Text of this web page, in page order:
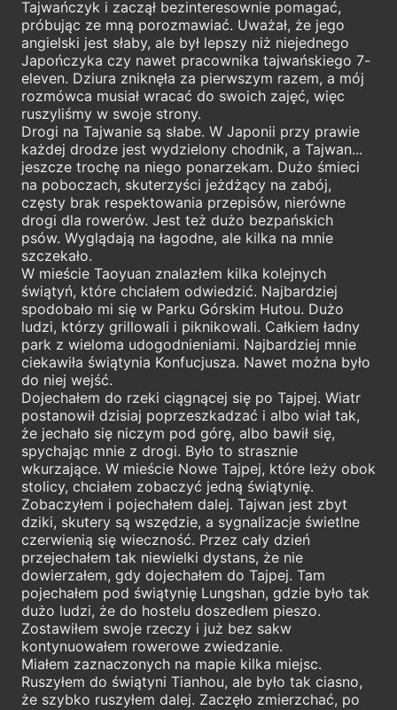
Tajwańczyk i zaczął bezinteresownie pomagać,
próbując ze mną porozmawiać. Uważał, że jego
angielski jest słaby, ale był lepszy niż niejednego
Japończyka czy nawet pracownika tajwańskiego 7-
eleven. Dziura zniknęła za pierwszym razem, a mój
rozmówca musiał wracać do swoich zajęć, więc
ruszyliśmy w swoje strony.
Drogi na Tajwanie są słabe. W Japonii przy prawie
każdej drodze jest wydzielony chodnik, a Tajwan...
jeszcze trochę na niego ponarzekam. Dużo śmieci
na poboczach, skuterzyści jeżdżący na zabój,
częsty brak respektowania przepisów, nierówne
drogi dla rowerów. Jest też dużo bezpańskich
psów. Wyglądają na łagodne, ale kilka na mnie
szczekało.
W mieście Taoyuan znalazłem kilka kolejnych
świątyń, które chciałem odwiedzić. Najbardziej
spodobało mi się w Parku Górskim Hutou. Dużo
ludzi, którzy grillowali i piknikowali. Całkiem ładny
park z wieloma udogodnieniami. Najbardziej mnie
ciekawiła świątynia Konfucjusza. Nawet można było
do niej wejść.
Dojechałem do rzeki ciągnącej się po Tajpej. Wiatr
postanowił dzisiaj poprzeszkadzać i albo wiał tak,
że jechało się niczym pod górę, albo bawił się,
spychając mnie z drogi. Było to strasznie
wkurzające. W mieście Nowe Tajpej, które leży obok
stolicy, chciałem zobaczyć jedną świątynię.
Zobaczyłem i pojechałem dalej. Tajwan jest zbyt
dziki, skutery są wszędzie, a sygnalizacje świetlne
czerwienią się wieczność. Przez cały dzień
przejechałem tak niewielki dystans, że nie
dowierzałem, gdy dojechałem do Tajpej. Tam
pojechałem pod świątynię Lungshan, gdzie było tak
dużo ludzi, że do hostelu doszedłem pieszo.
Zostawiłem swoje rzeczy i już bez sakw
kontynuowałem rowerowe zwiedzanie.
Miałem zaznaczonych na mapie kilka miejsc.
Ruszyłem do świątyni Tianhou, ale było tak ciasno,
że szybko ruszyłem dalej. Zaczęło zmierzchać, po